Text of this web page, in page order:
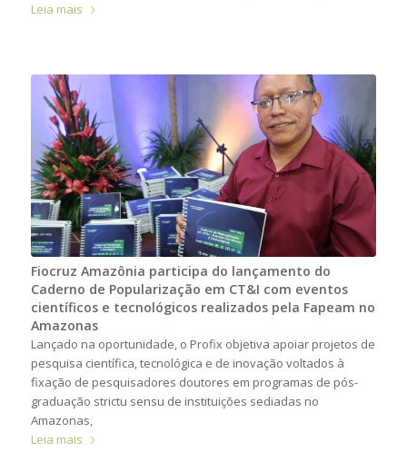
Leia mais
Fiocruz Amazônia participa do lançamento do
Caderno de Popularização em CT&I com eventos
científicos e tecnológicos realizados pela Fapeam no
Amazonas
Lançado na oportunidade, o Profix objetiva apoiar projetos de
pesquisa científica, tecnológica e de inovação voltados à
fixação de pesquisadores doutores em programas de pós-
graduação strictu sensu de instituições sediadas no
Amazonas,
Leia mais